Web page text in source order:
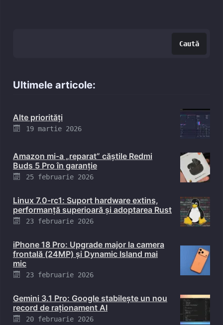
Caută
Ultimele articole:
Alte priorități
Posted
19 martie 2026
Amazon mi-a „reparat” căștile Redmi
Buds 5 Pro în garanție
Posted
25 februarie 2026
Linux 7.0-rc1: Suport hardware extins,
performanță superioară și adoptarea Rust
Posted
23 februarie 2026
iPhone 18 Pro: Upgrade major la camera
frontală (24MP) și Dynamic Island mai
mic
Posted
23 februarie 2026
Gemini 3.1 Pro: Google stabilește un nou
record de raționament AI
Posted
20 februarie 2026